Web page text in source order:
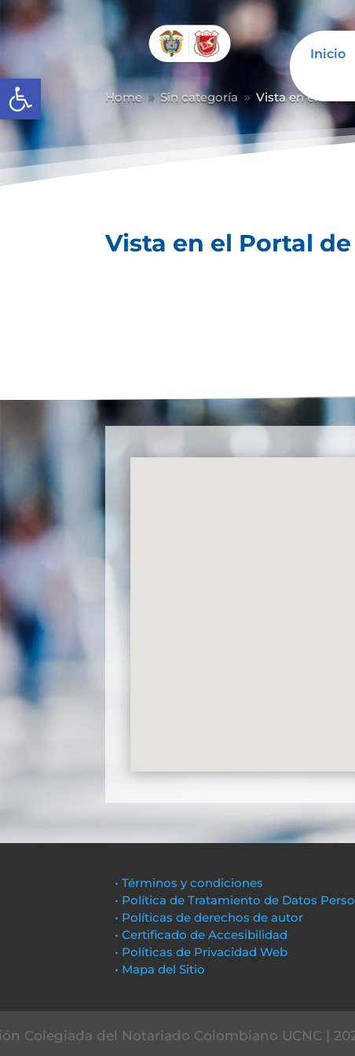
Abrir barra de herramientas
Inicio
Home 9 Sin categoría 9 Vista en el
Vista en el Portal
• Términos y condiciones
• Política de Tratamiento de Datos
• Políticas de derechos de autor
• Certificado de Accesibilidad
• Políticas de Privacidad Web
• Mapa del Sitio
Colegiada del Notariado Colombiano UCNC |